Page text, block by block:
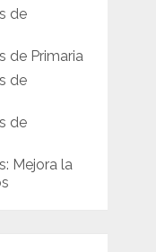
de
de Primaria
de
de
Mejora la